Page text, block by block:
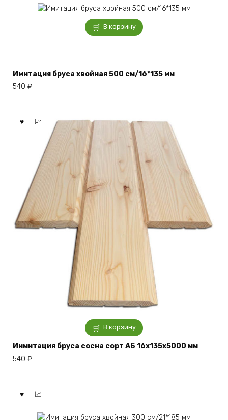
В корзину
Имитация бруса хвойная 500 см/16*135 мм
540 ₽
В корзину
Иимитация бруса сосна сорт АБ 16x135x5000 мм
540 ₽